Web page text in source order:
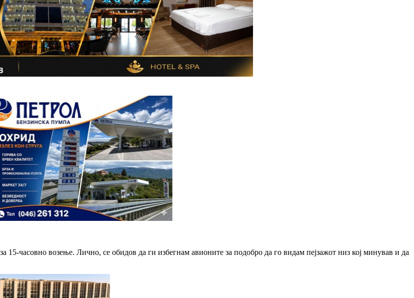
15-часовно возење. Лично, се обидов да ги избегнам авионите за подобро да го видам пејзажот низ кој минував и да